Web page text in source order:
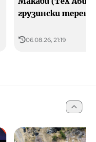
грузински терен
06.08.26, 21:19